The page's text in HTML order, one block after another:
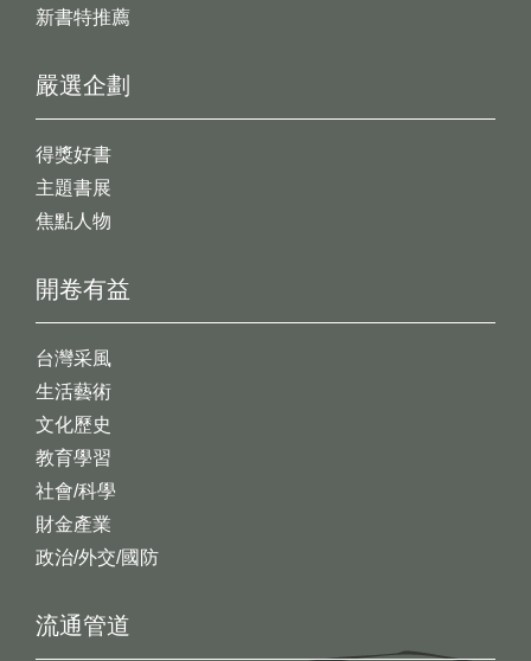
新書特推薦
開卷有益
台灣采風
生活藝術
文化歷史
教育學習
社會/科學
財金產業
政治/外交/國防
嚴選企劃
得獎好書
主題書展
焦點人物
流通管道